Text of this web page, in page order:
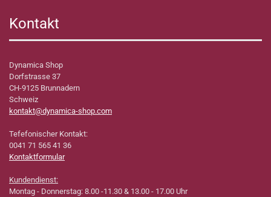
Kontakt
Dynamica Shop
Dorfstrasse 37
CH-9125 Brunnadern
Schweiz
kontakt@dynamica-shop.com
Tefefonischer Kontakt:
0041 71 565 41 36
Kontaktformular
Kundendienst:
Montag - Donnerstag: 8.00 -11.30 & 13.00 - 17.00 Uhr